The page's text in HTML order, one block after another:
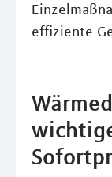
effiziente